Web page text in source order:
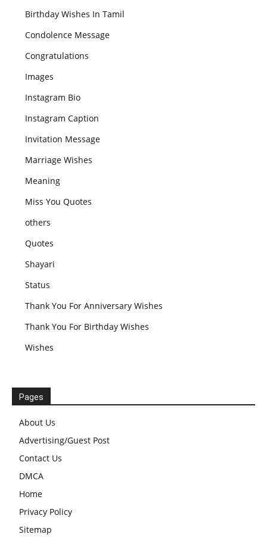
Birthday Wishes In Tamil
Condolence Message
Congratulations
Images
Instagram Bio
Instagram Caption
Invitation Message
Marriage Wishes
Meaning
Miss You Quotes
others
Quotes
Shayari
Status
Thank You For Anniversary Wishes
Thank You For Birthday Wishes
Wishes
Pages
About Us
Advertising/Guest Post
Contact Us
DMCA
Home
Privacy Policy
Sitemap